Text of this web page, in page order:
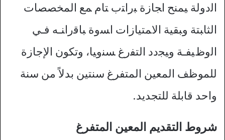
اﻟدوﻟﺔ ﻴﻤﻨﺢ اﺠﺎزة ﺒراﺘب ﺘﺎم ﻤﻊ اﻟﻤﺨﺼﺼﺎت
اﻟﺜﺎﺒﺘﺔ وﺒﻘﻴﺔ اﻻﻤﺘﻴﺎزات اﺴوة ﺒﺎﻗراﻨـﻪ ﻓـﻲ
اﻟوظﻴﻔـﺔ وﻴﺠدد اﻟﺘﻔرغ ﺴﻨوﻴﺎ، وتكون الإجازة
للموظف المعين المتفرغ سنتين بدلاً من سنة
واحد قابلة للتجديد.
شروط التقديم المعين المتفرغ